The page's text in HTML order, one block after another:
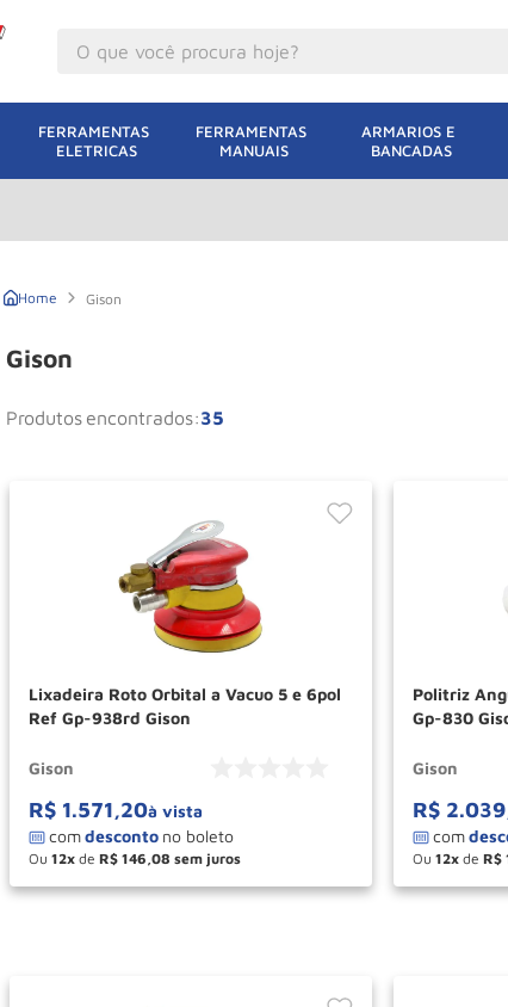
FERRAMENTAS
ELETRICAS
FERRAMENTAS
MANUAIS
ARMARIOS E
BANCADAS
Gison
Gison
35
Produtos
Lixadeira Roto Orbital a Vacuo 5 e 6pol
Ref Gp-938rd Gison
Gison
R$ 1.571,20à vista
Ou 12 de R$ 146 08
＋
－ COMPRAR
Politriz
Gp-830
Gison
R$ 2.039
Ou 12 de R$
－
1º Macacos
5º Macaco Jacare
8 º Roda